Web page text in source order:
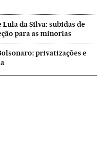
da Silva: subidas de
para as minorias
privatizações e